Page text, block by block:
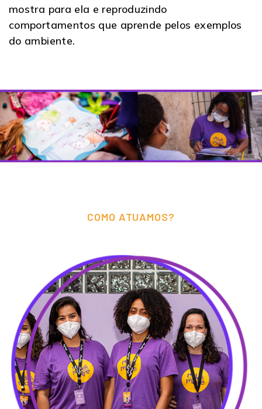
mostra para ela e reproduzindo
comportamentos que aprende pelos exemplos
do ambiente.
COMO ATUAMOS?